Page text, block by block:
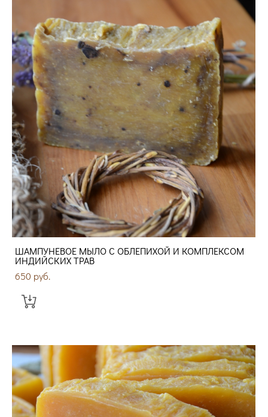
ШАМПУНЕВОЕ МЫЛО С ОБЛЕПИХОЙ И КОМПЛЕКСОМ
ИНДИЙСКИХ ТРАВ
650 pуб.